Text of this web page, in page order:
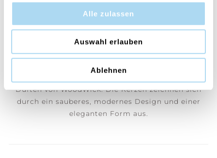
Alle zulassen
Auswahl erlauben
Ablehnen
Hearth Spice
Drei Düfte in einer Kerze! Pumpkin Praline,
Hazelnut Roast, Wood Smoke
Die besonderen sanduhr-förmigen Kerzen füllen Ihr
Düften von WoodWick. Die Kerzen zeichnen sich
durch ein sauberes, modernes Design und einer
eleganten Form aus.